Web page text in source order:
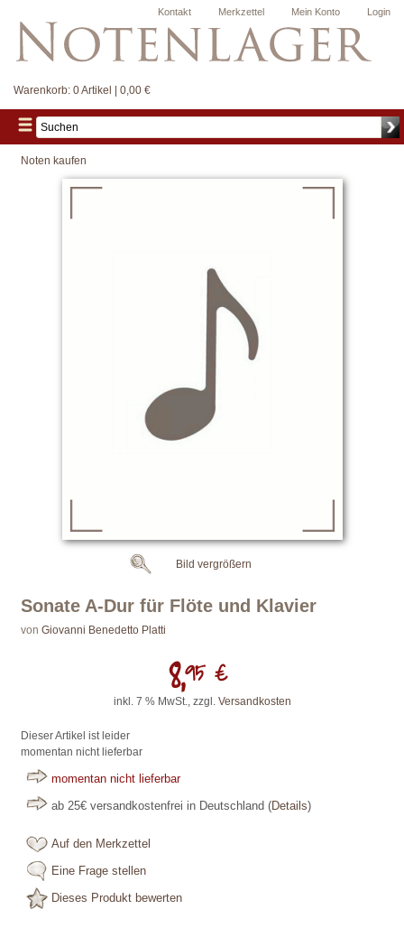
Login
Mein Konto
Merkzettel
Kontakt
Warenkorb: 0 Artikel | 0,00 €
Noten kaufen
Sonate A-Dur für Flöte und Klavier
von Giovanni Benedetto Platti
8,95 €
inkl. 7 % MwSt., zzgl. Versandkosten
Dieser Artikel ist leider
momentan nicht lieferbar
momentan nicht lieferbar
ab 25€ versandkostenfrei in Deutschland (Details)
Auf den Merkzettel
Eine Frage stellen
Dieses Produkt bewerten
Bild vergrößern